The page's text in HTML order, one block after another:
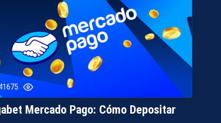
Mercado Pago: Cómo Depositar